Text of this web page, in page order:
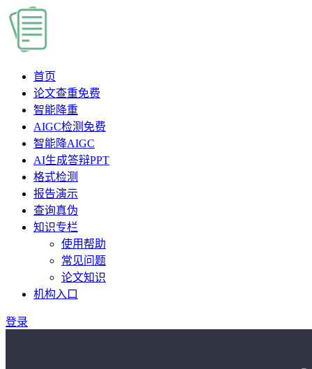
首页
论文查重免费
智能降重
AIGC检测 免费
智能降AIGC
AI生成答辩PPT
格式检测
报告演示
查询真伪
知识专栏
使用帮助
常见问题
论文知识
机构入口
登录